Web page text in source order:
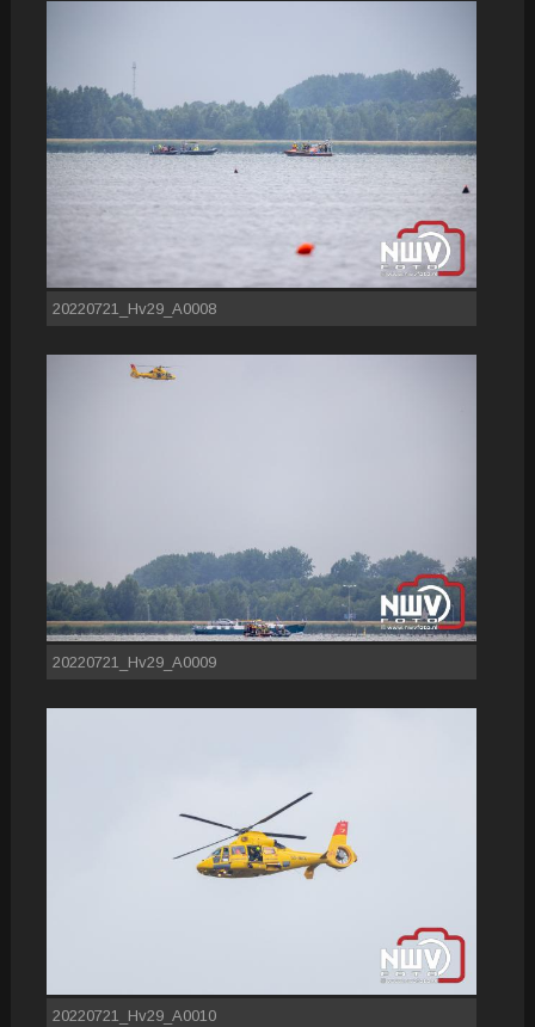
20220721_Hv29_A0008
20220721_Hv29_A0009
20220721_Hv29_A0010